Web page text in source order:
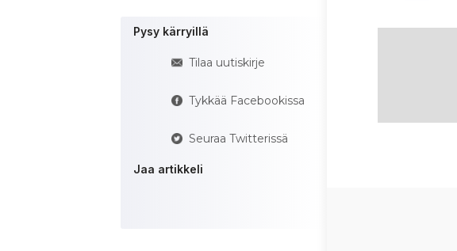
Pysy kärryillä
Tilaa uutiskirje
Tykkää Facebookissa
Seuraa Twitterissä
Jaa artikkeli